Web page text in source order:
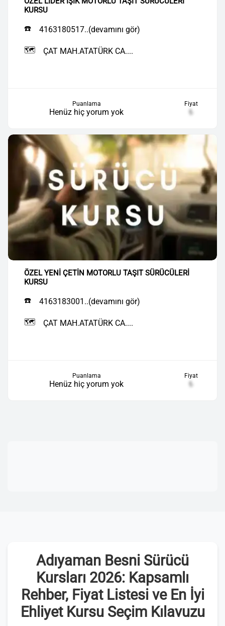
KURSU
☎️ 4163180517..(devamını gör)
🗺️ ÇAT MAH.ATATÜRK CA....
Puanlama
Henüz hiç yorum yok
Fiyat
₺
ÖZEL YENİ ÇETİN MOTORLU TAŞIT SÜRÜCÜLERİ
KURSU
☎️ 4163183001..(devamını gör)
🗺️ ÇAT MAH.ATATÜRK CA....
Puanlama
Henüz hiç yorum yok
Fiyat
₺
Adıyaman Besni Sürücü
Kursları 2026: Kapsamlı
Rehber, Fiyat Listesi ve En İyi
Ehliyet Kursu Seçim Kılavuzu